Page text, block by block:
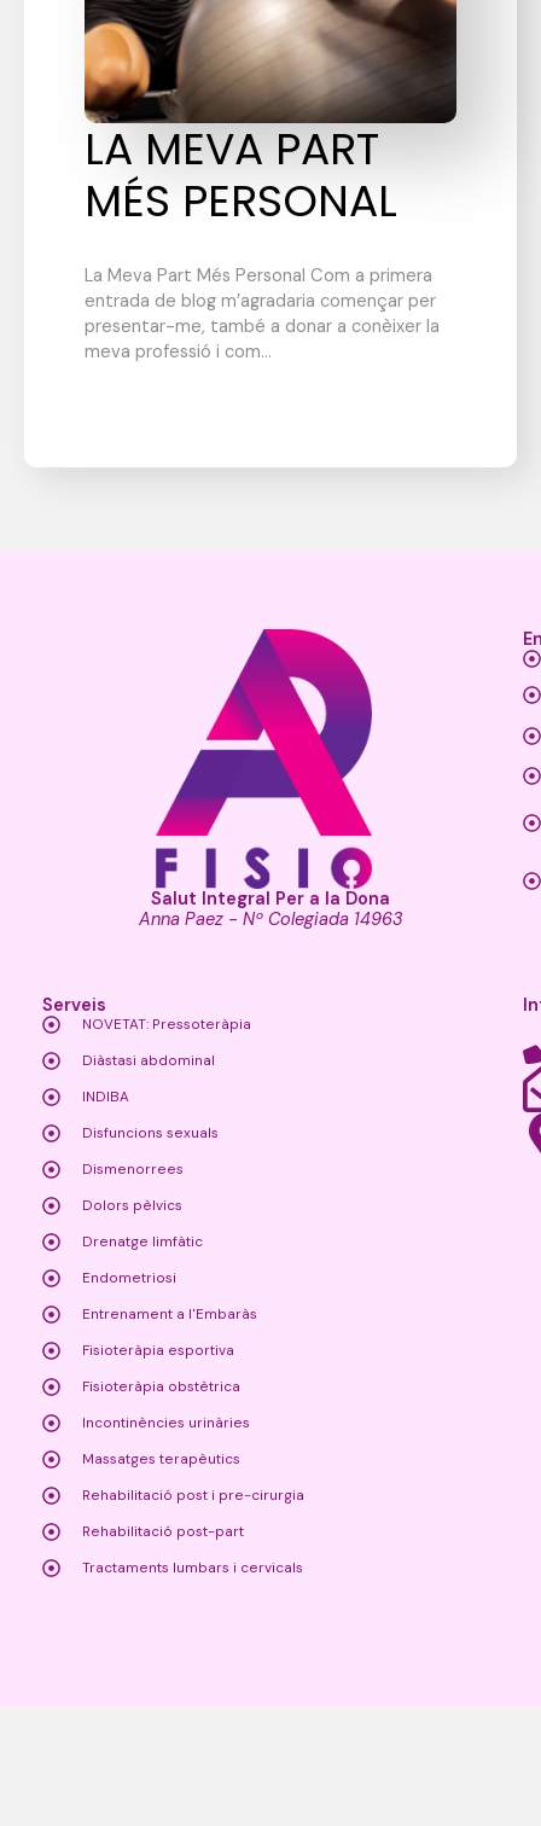
LA MEVA PART
MÉS PERSONAL
La Meva Part Més Personal Com a primera
entrada de blog m’agradaria començar per
presentar-me, també a donar a conèixer la
meva professió i com…
Salut Integral Per a la Dona
Anna Paez - Nº Colegiada 14963
Serveis
NOVETAT: Pressoteràpia
Diàstasi abdominal
INDIBA
Disfuncions sexuals
Dismenorrees
Dolors pèlvics
Drenatge limfàtic
Endometriosi
Entrenament a l'Embaràs
Fisioteràpia esportiva
Fisioteràpia obstètrica
Incontinències urinàries
Massatges terapèutics
Rehabilitació post i pre-cirurgia
Rehabilitació post-part
Tractaments lumbars i cervicals